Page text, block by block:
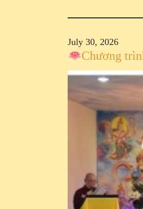
July 30, 2026
Chương